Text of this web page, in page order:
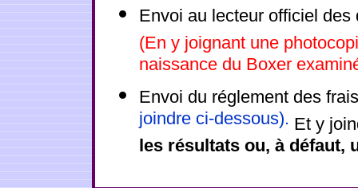
Envoi au lecteur officiel
(En y joignant une
naissance du Boxer
Envoi du réglement des
joindre ci-dessous). Et y
les résultats ou, à défaut,